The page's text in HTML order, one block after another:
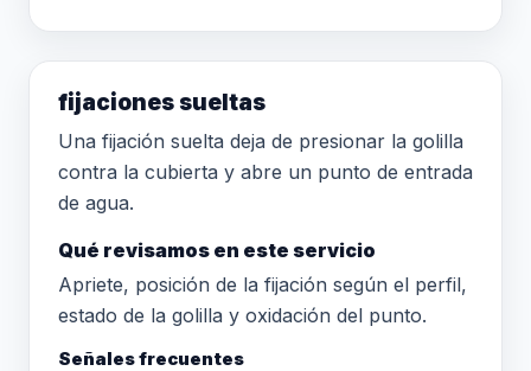
fijaciones sueltas
Una fijación suelta deja de presionar la golilla
contra la cubierta y abre un punto de entrada
de agua.
Qué revisamos en este servicio
Apriete, posición de la fijación según el perfil,
estado de la golilla y oxidación del punto.
Señales frecuentes